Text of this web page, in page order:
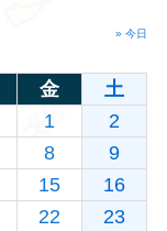
» 今日
金
土
1
2
8
9
15
16
22
23